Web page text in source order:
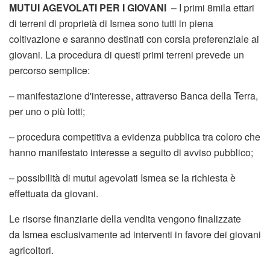
MUTUI AGEVOLATI PER I GIOVANI – I primi 8mila ettari
di terreni di proprietà di Ismea sono tutti in piena
coltivazione e saranno destinati con corsia preferenziale ai
giovani. La procedura di questi primi terreni prevede un
percorso semplice:
– manifestazione d'interesse, attraverso Banca della Terra,
per uno o più lotti;
– procedura competitiva a evidenza pubblica tra coloro che
hanno manifestato interesse a seguito di avviso pubblico;
– possibilità di mutui agevolati Ismea se la richiesta è
effettuata da giovani.
Le risorse finanziarie della vendita vengono finalizzate
da Ismea esclusivamente ad interventi in favore dei giovani
agricoltori.